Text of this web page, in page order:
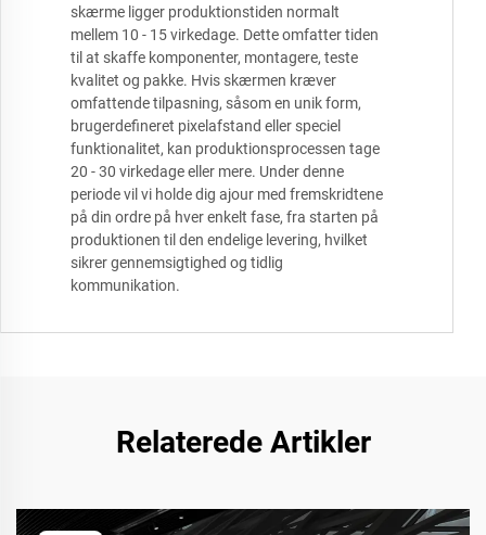
skærme ligger produktionstiden normalt
mellem 10 - 15 virkedage. Dette omfatter tiden
til at skaffe komponenter, montagere, teste
kvalitet og pakke. Hvis skærmen kræver
omfattende tilpasning, såsom en unik form,
brugerdefineret pixelafstand eller speciel
funktionalitet, kan produktionsprocessen tage
20 - 30 virkedage eller mere. Under denne
periode vil vi holde dig ajour med fremskridtene
på din ordre på hver enkelt fase, fra starten på
produktionen til den endelige levering, hvilket
sikrer gennemsigtighed og tidlig
kommunikation.
Relaterede Artikler